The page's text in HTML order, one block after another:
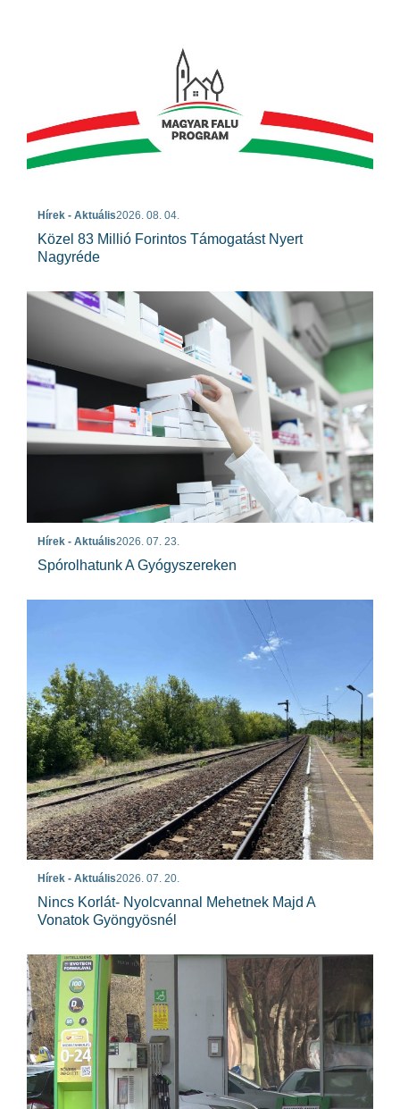
Hírek - Aktuális2026. 08. 04.
Közel 83 Millió Forintos Támogatást Nyert
Nagyréde
Hírek - Aktuális2026. 07. 23.
Spórolhatunk A Gyógyszereken
Hírek - Aktuális2026. 07. 20.
Nincs Korlát- Nyolcvannal Mehetnek Majd A
Vonatok Gyöngyösnél